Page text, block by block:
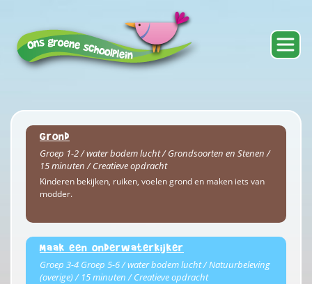
Grond
Groep 1-2 / water bodem lucht / Grondsoorten en Stenen /
15 minuten / Creatieve opdracht
Kinderen bekijken, ruiken, voelen grond en maken iets van
modder.
Maak een onderwaterkijker
Groep 3-4 Groep 5-6 / water bodem lucht / Natuurbeleving
(overige) / 15 minuten / Creatieve opdracht